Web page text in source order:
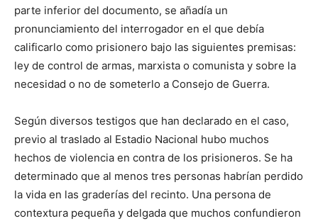
parte inferior del documento, se añadía un
pronunciamiento del interrogador en el que debía
calificarlo como prisionero bajo las siguientes premisas:
ley de control de armas, marxista o comunista y sobre la
necesidad o no de someterlo a Consejo de Guerra.
Según diversos testigos que han declarado en el caso,
previo al traslado al Estadio Nacional hubo muchos
hechos de violencia en contra de los prisioneros. Se ha
determinado que al menos tres personas habrían perdido
la vida en las graderías del recinto. Una persona de
contextura pequeña y delgada que muchos confundieron